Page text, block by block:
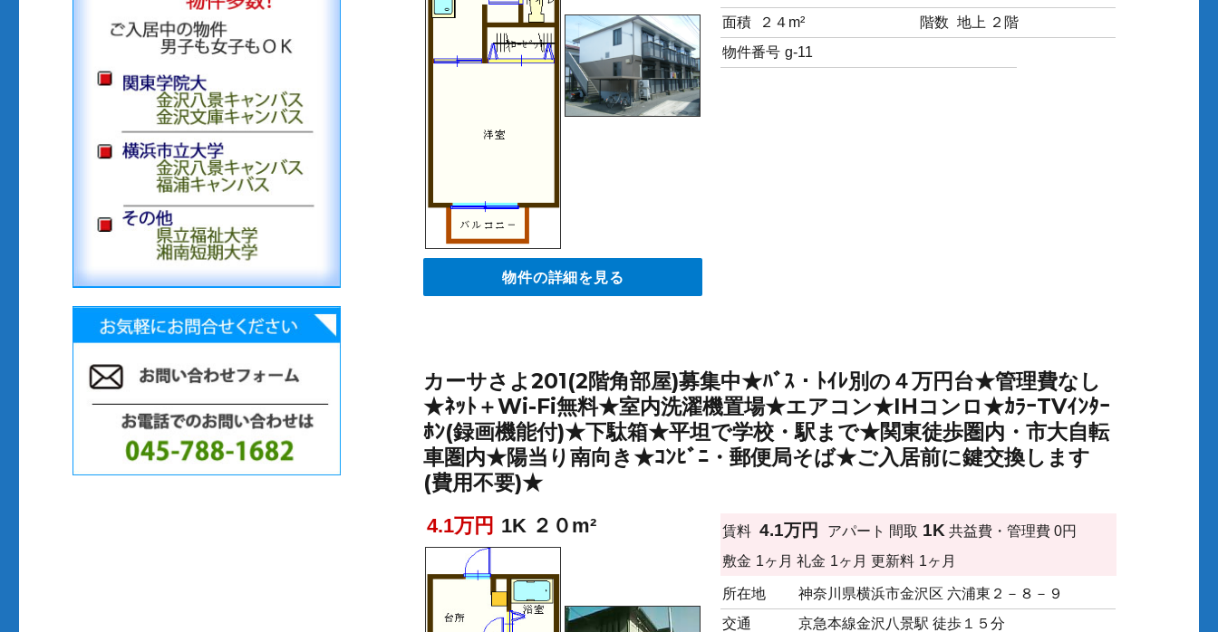
物件の詳細を見る
面積
２４m² 階数 地上 ２階
物件番号 g-11
カーサさよ201(2階角部屋)募集中★ﾊﾞｽ・ﾄｲﾚ別の４万円台★管理費なし
★ﾈｯﾄ＋Wi-Fi無料★室内洗濯機置場★エアコン★IHコンロ★ｶﾗｰTVｲﾝﾀｰ
ﾎﾝ(録画機能付)★下駄箱★平坦で学校・駅まで★関東徒歩圏内・市大自転
車圏内★陽当り南向き★ｺﾝﾋﾞﾆ・郵便局そば★ご入居前に鍵交換します
(費用不要)★
4.1万円 1K ２０m² 賃料 4.1万円 アパート 間取 1K 共益費・管理費 0円
敷金 1ヶ月 礼金 1ヶ月 更新料 1ヶ月
所在地
神奈川県横浜市金沢区 六浦東２－８－９
交通
京急本線金沢八景駅 徒歩１５分